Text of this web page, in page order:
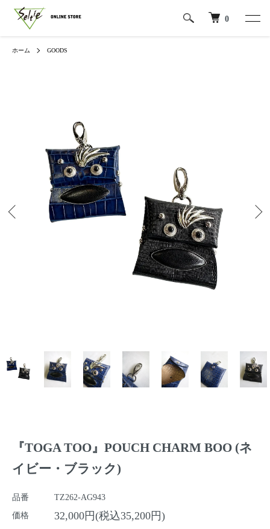
0
ホーム GOODS
『TOGA TOO』POUCH CHARM BOO (ネ
イビー・ブラック)
品番
TZ262-AG943
価格
32,000円(税込35,200円)